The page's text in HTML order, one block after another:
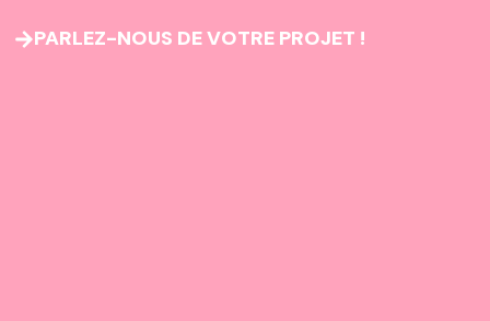
PARLEZ-NOUS DE VOTRE PROJET !